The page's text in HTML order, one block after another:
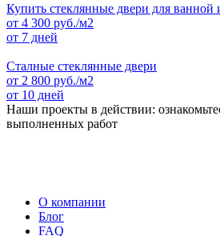
Купить стеклянные двери для ванной
от 4 300 руб./м2
от 7 дней
Сталные стеклянные двери
от 2 800 руб./м2
от 10 дней
Наши проекты в действии:
выполненных работ
О компании
Блог
FAQ